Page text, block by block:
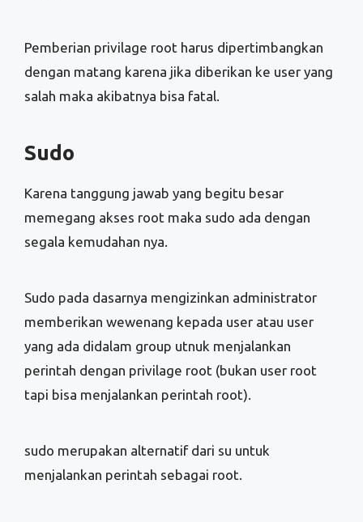
Pemberian privilage root harus dipertimbangkan
dengan matang karena jika diberikan ke user yang
salah maka akibatnya bisa fatal.
Sudo
Karena tanggung jawab yang begitu besar
memegang akses root maka sudo ada dengan
segala kemudahan nya.
Sudo pada dasarnya mengizinkan administrator
memberikan wewenang kepada user atau user
yang ada didalam group utnuk menjalankan
perintah dengan privilage root (bukan user root
tapi bisa menjalankan perintah root).
sudo merupakan alternatif dari su untuk
menjalankan perintah sebagai root.